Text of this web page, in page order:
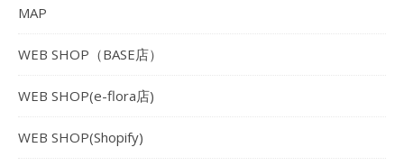
MAP
WEB SHOP（BASE店）
WEB SHOP(e-flora店)
WEB SHOP(Shopify)